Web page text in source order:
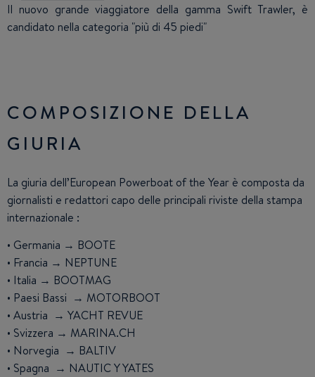
Il nuovo grande viaggiatore della gamma Swift Trawler, è
candidato nella categoria "più di 45 piedi"
COMPOSIZIONE DELLA
GIURIA
La giuria dell’European Powerboat of the Year è composta da
giornalisti e redattori capo delle principali riviste della stampa
internazionale :
• Germania → BOOTE
• Francia → NEPTUNE
• Italia → BOOTMAG
• Paesi Bassi → MOTORBOOT
• Austria → YACHT REVUE
• Svizzera → MARINA.CH
• Norvegia → BALTIV
• Spagna → NAUTIC Y YATES